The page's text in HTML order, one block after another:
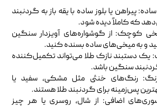
پیراهن یا بلوز ساده با یقه باز به گردنبند
که کاملاً دیده شود.
کوچک: از گوشواره‌های آویزدار سنگین
و به میخی‌های ساده بسنده کنید.
یک دستبند نازک طلا می‌تواند تکمیل‌کننده
سنگین باشد.
رنگ‌های خنثی مثل مشکی، سفید یا
پس‌زمینه برای گردنبند طلا هستند.
اضافی: از شال، روسری یا هر چیز